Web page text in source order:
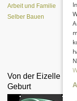
Arbeit und Familie
Selber Bauen
Von der Eizelle bis
Geburt